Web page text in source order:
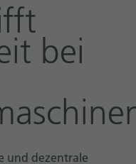
bei
und dezentrale